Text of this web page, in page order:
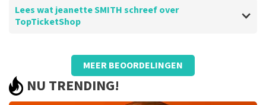
Lees wat jeanette SMITH schreef over
TopTicketShop
Beoordeling van jeanette SMITH overTopTicketShop
prima verzorgd alleen naam op de ticket
en QR werkte niet.
MEER BEOORDELINGEN
NU TRENDING!